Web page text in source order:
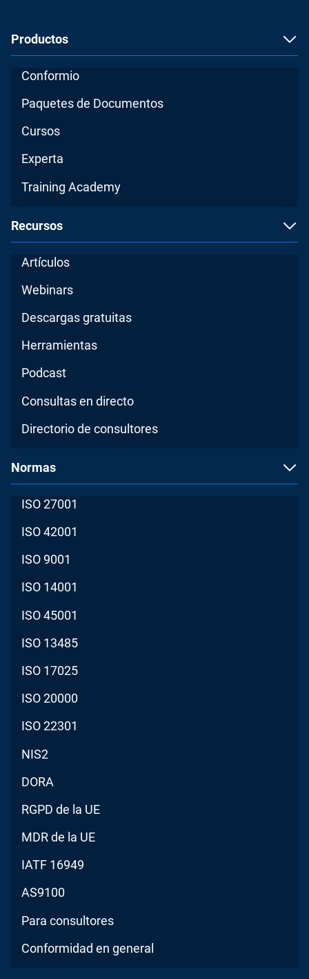
Productos
Conformio
Paquetes de Documentos
Cursos
Experta
Training Academy
Recursos
Artículos
Webinars
Descargas gratuitas
Herramientas
Podcast
Consultas en directo
Directorio de consultores
Normas
ISO 27001
ISO 42001
ISO 9001
ISO 14001
ISO 45001
ISO 13485
ISO 17025
ISO 20000
ISO 22301
NIS2
DORA
RGPD de la UE
MDR de la UE
IATF 16949
AS9100
Para consultores
Conformidad en general